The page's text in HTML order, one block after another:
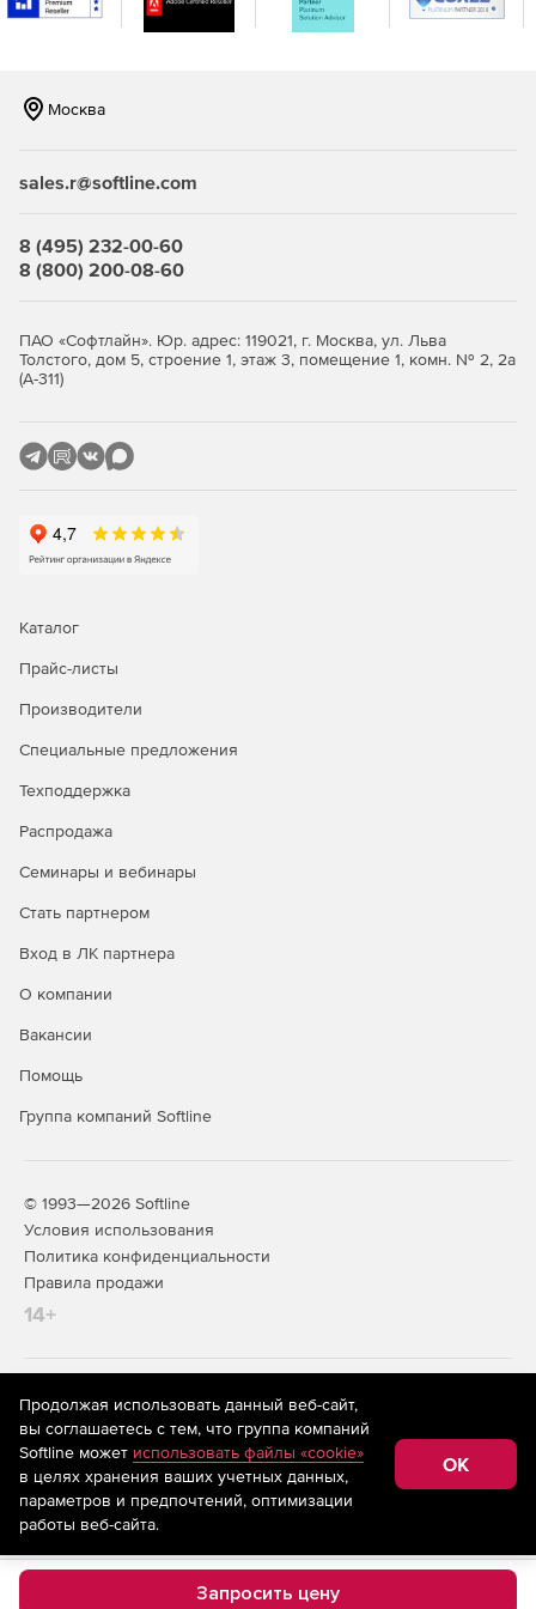
аналитике и аудиту.
Настраиваемые политики развертывания для
Запросить цену
Москва
sales.r@softline.com
8 (495) 232-00-60
8 (800) 200-08-60
ПАО «Софтлайн». Юр. адрес: 119021, г. Москва, ул. Льва
Толстого, дом 5, строение 1, этаж 3, помещение 1, комн. № 2, 2а
(А-311)
Каталог
Прайс-листы
Производители
Специальные предложения
Техподдержка
Распродажа
Семинары и вебинары
Стать партнером
Вход в ЛК партнера
О компании
Вакансии
Помощь
Группа компаний Softline
© 1993—2026 Softline
Условия использования
Политика конфиденциальности
Правила продажи
14+
На информационном ресурсе store.softline.ru применяются
рекомендательные технологии
(информационные технологии
предоставления информации на основе сбора,
систематизации и анализа сведений, относящихся к
предпочтениям пользователей сети «Интернет»,
находящихся на территории Российской Федерации)
Продолжая использовать данный веб-сайт,
вы соглашаетесь с тем, что группа компаний
Softline может использовать файлы «cookie»
в целях хранения ваших учетных данных,
параметров и предпочтений, оптимизации
работы веб-сайта.
OK